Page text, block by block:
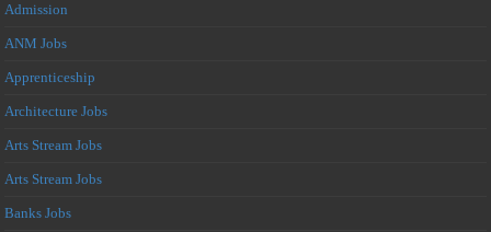
Admission
ANM Jobs
Apprenticeship
Architecture Jobs
Arts Stream Jobs
Arts Stream Jobs
Banks Jobs